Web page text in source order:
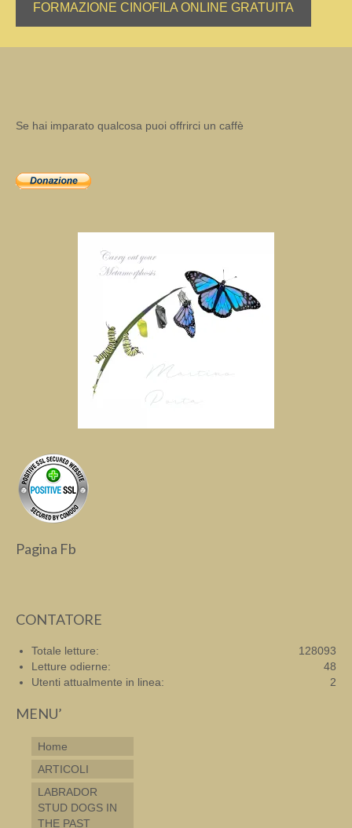
FORMAZIONE CINOFILA ONLINE GRATUITA
Se hai imparato qualcosa puoi offrirci un caffè
Pagina Fb
CONTATORE
128093
Totale letture:
48
Letture odierne:
2
Utenti attualmente in linea:
MENU’
Home
ARTICOLI
LABRADOR
STUD DOGS IN
THE PAST